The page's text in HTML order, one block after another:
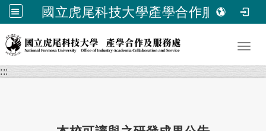
國立虎尾科技大學產學合作服務處
跳到主要內容
:::